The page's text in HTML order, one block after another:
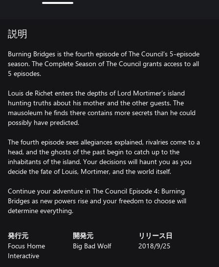
説明
Burning Bridges is the fourth episode of The Council’s 5-episode
season. The Complete Season of The Council grants access to all
5 episodes.
Louis de Richet enters the depths of Lord Mortimer’s island
hunting truths about his mother and the other guests. The
mausoleum he finds there contains more secrets than he could
possibly have predicted.
The fourth episode sees allegiances explained, rivalries come to a
head, and the ghosts of the past begin to catch up to the
inhabitants of the island. Your decisions will haunt you as you
decide the fate of Louis, Mortimer, and the world itself.
Continue your adventure in The Council Episode 4: Burning
Bridges as new powers rise and your freedom to choose will
determine everything.
発行元
Focus Home
Interactive
開発元
Big Bad Wolf
リリース日
2018/9/25